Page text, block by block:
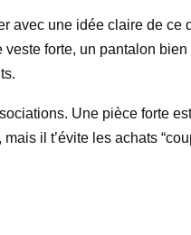
avec une idée claire de
forte, un pantalon
Une pièce forte
il t’évite les achats